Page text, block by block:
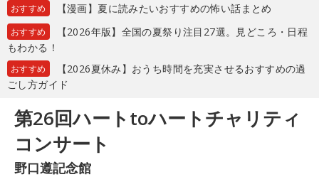
おすすめ 【漫画】夏に読みたいおすすめの怖い話まとめ
おすすめ
【2026年版】全国の夏祭り注目27選。見どころ・日程
もわかる！
おすすめ
【2026夏休み】おうち時間を充実させるおすすめの過
ごし方ガイド
第26回ハートtoハートチャリティ
コンサート
野口遵記念館